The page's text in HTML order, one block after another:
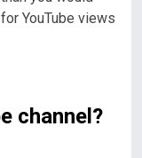
YouTube views
channel?